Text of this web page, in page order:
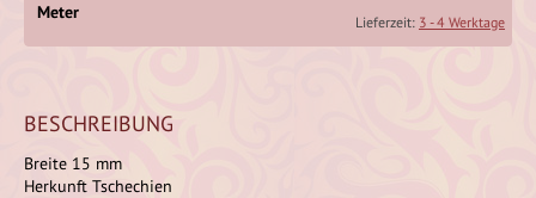
Meter Lieferzeit: 3 - 4 Werktage
BESCHREIBUNG
Breite 15 mm
Herkunft Tschechien